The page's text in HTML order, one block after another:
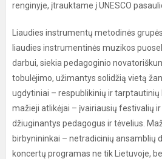
renginyje, įtrauktame į UNESCO
Liaudies instrumentų metodinės
liaudies instrumentinės muzikos
darbui, siekia pedagoginio
tobulėjimo, užimantys solidžią vietą
ugdytiniai – respublikinių ir tarptautinių
mažieji atlikėjai – įvairiausių festivalių ir
džiuginantys pedagogus ir tėvelius.
birbynininkai – netradicinių ansamblių
koncertų programas ne tik Lietuvoje,